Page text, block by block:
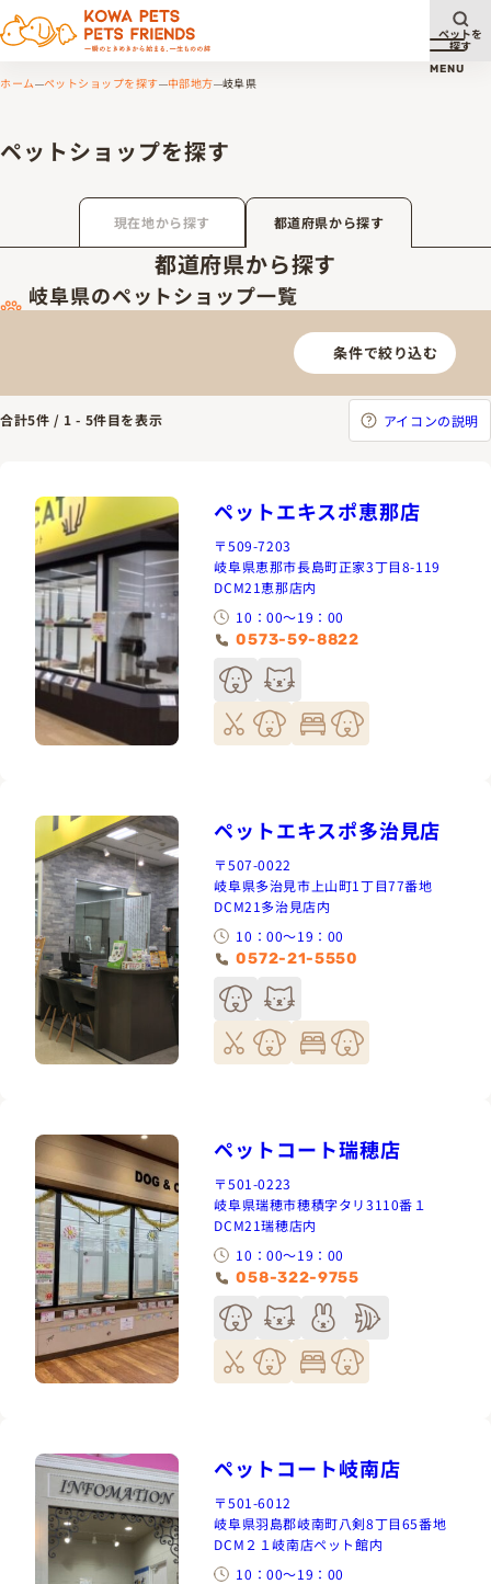
メニ
MENU
ペットを
探す
ホーム ペットショップを探す 中部地方 岐阜県
ペットショップを探す
現在地から探す 都道府県から探す
都道府県から探す
岐阜県のペットショップ一覧
条件で絞り込む
合計5件 / 1 - 5件目を表示 アイコンの説明
ペットエキスポ恵那店
〒509-7203
岐阜県恵那市長島町正家3丁目8-119
DCM21恵那店内
10：00～19：00
0573-59-8822
ペットエキスポ多治見店
〒507-0022
岐阜県多治見市上山町1丁目77番地
DCM21多治見店内
10：00～19：00
0572-21-5550
ペットコート瑞穂店
〒501-0223
岐阜県瑞穂市穂積字タリ3110番１
DCM21瑞穂店内
10：00～19：00
058-322-9755
ペットコート岐南店
〒501-6012
岐阜県羽島郡岐南町八剣8丁目65番地
DCM２１岐南店ペット館内
10：00～19：00